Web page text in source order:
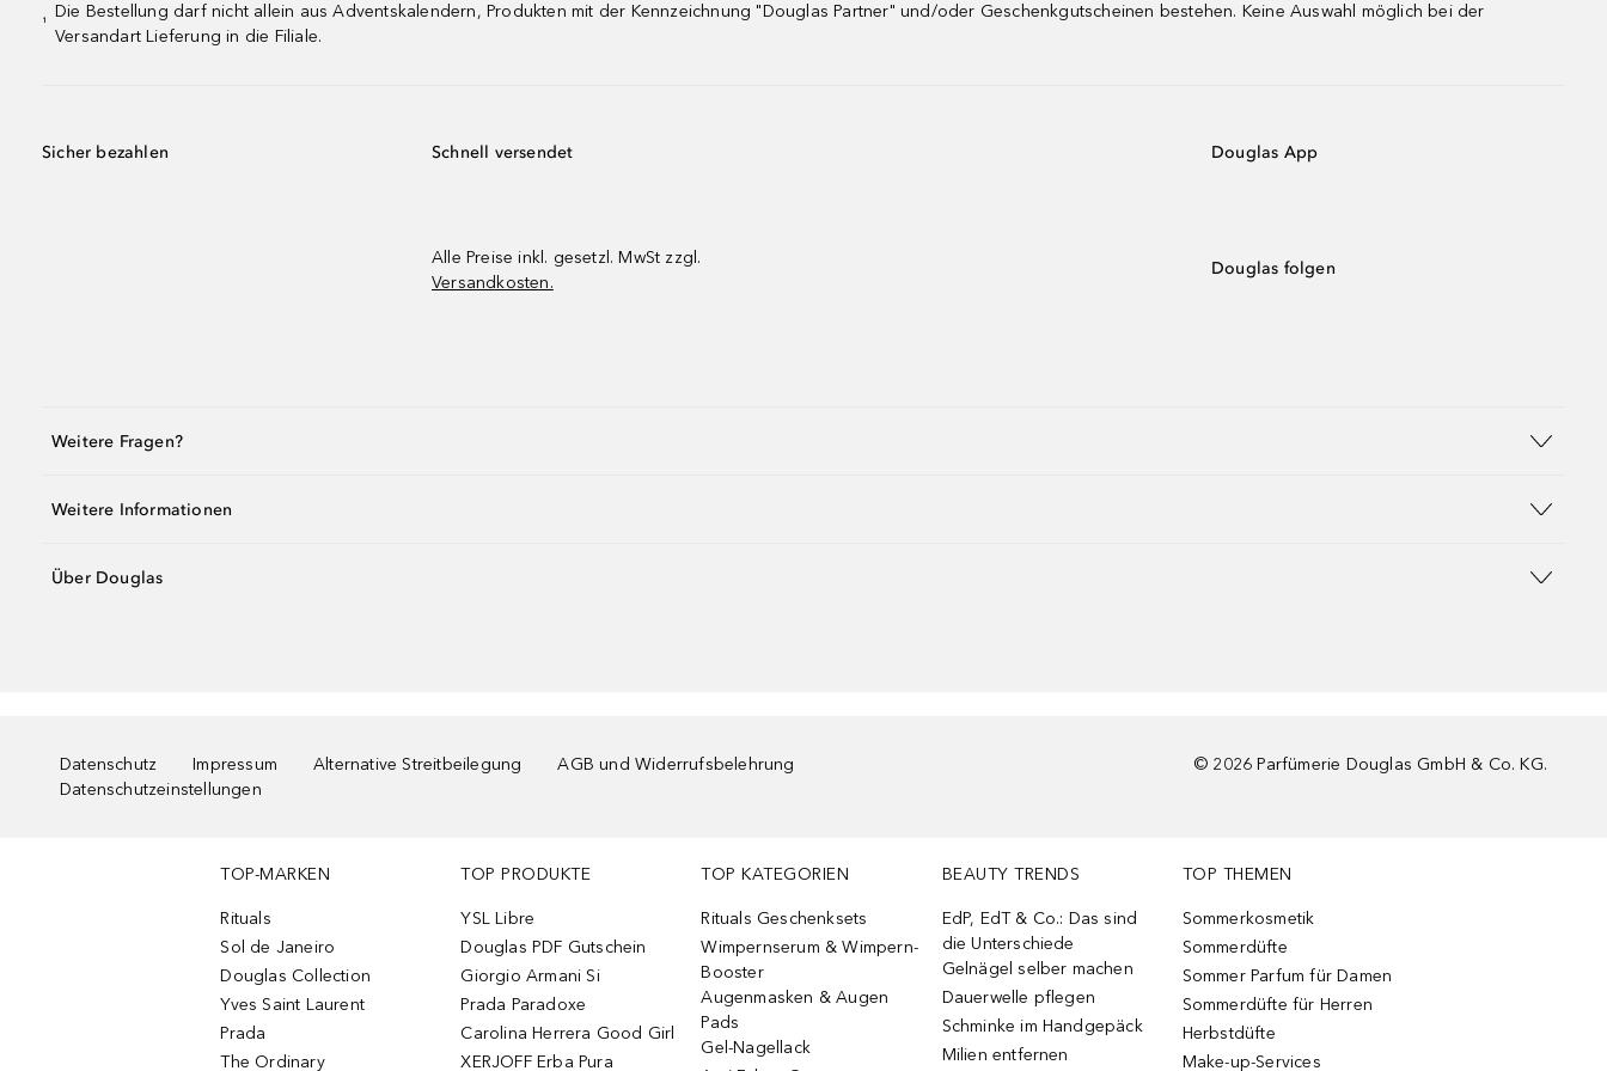
¹
Die Bestellung darf nicht allein aus Adventskalendern, Produkten mit der Kennzeichnung "Douglas Partner" und/oder Geschenkgutscheinen bestehen. Keine Auswahl möglich bei der
Versandart Lieferung in die Filiale.
Sicher bezahlen Schnell versendet
Alle Preise inkl. gesetzl. MwSt zzgl.
Versandkosten.
Douglas App
Douglas folgen
Weitere Fragen?
Weitere Informationen
Über Douglas
Datenschutz Impressum Alternative Streitbeilegung
AGB und Widerrufsbelehrung
Datenschutzeinstellungen
© 2026 Parfümerie Douglas GmbH & Co. KG.
TOP-MARKEN
Rituals
Sol de Janeiro
Douglas Collection
Yves Saint Laurent
Prada
The Ordinary
TOP PRODUKTE
YSL Libre
Douglas PDF Gutschein
Giorgio Armani Si
Prada Paradoxe
Carolina Herrera Good Girl
XERJOFF Erba Pura
TOP KATEGORIEN
Rituals Geschenksets
Wimpernserum & Wimpern-
Booster
Augenmasken & Augen
Pads
Gel-Nagellack
BEAUTY TRENDS
EdP, EdT & Co.: Das sind
die Unterschiede
Gelnägel selber machen
Dauerwelle pflegen
Schminke im Handgepäck
Milien entfernen
TOP THEMEN
Sommerkosmetik
Sommerdüfte
Sommer Parfum für Damen
Sommerdüfte für Herren
Herbstdüfte
Make-up-Services